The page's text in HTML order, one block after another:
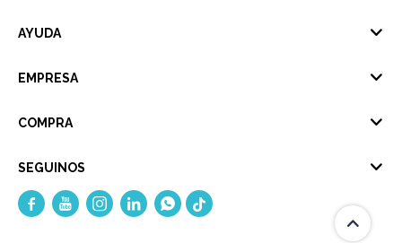
AYUDA
EMPRESA
COMPRA
SEGUINOS
    